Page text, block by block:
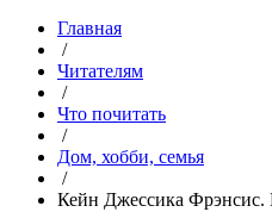
Главная
/
Читателям
/
Что почитать
/
Дом, хобби, семья
/
Кейн Джессика Фрэнсис.